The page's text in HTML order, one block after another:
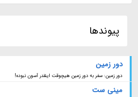
پیوندها
دور زمین
دور زمین: سفر به دور زمین هیچوقت اینقدر آسون نبوده!
مینی ست